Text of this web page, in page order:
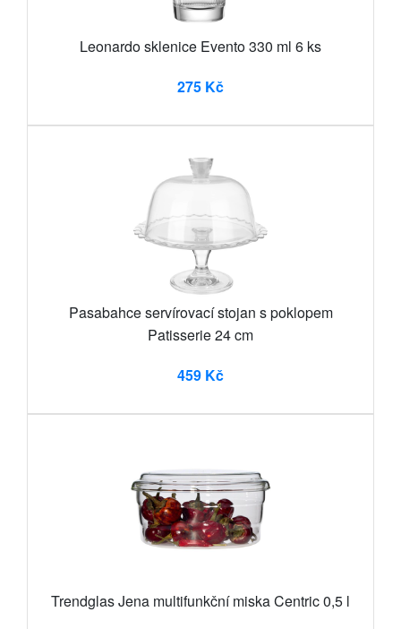
Leonardo sklenice Evento 330 ml 6 ks
275 Kč
Pasabahce servírovací stojan s poklopem
Patisserie 24 cm
459 Kč
Trendglas Jena multifunkční miska Centric 0,5 l